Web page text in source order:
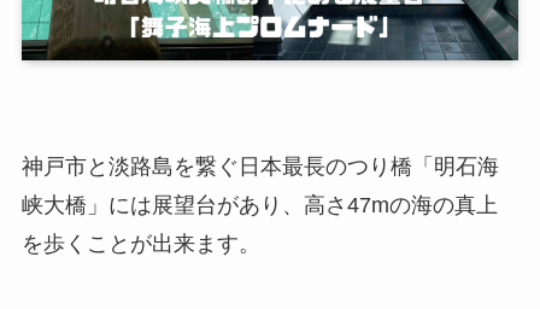
神戸市と淡路島を繋ぐ日本最長のつり橋「明石海
峡大橋」には展望台があり、高さ47mの海の真上
を歩くことが出来ます。